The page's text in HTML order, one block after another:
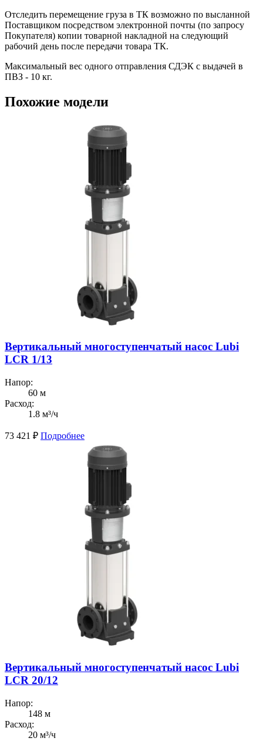
Отследить перемещение груза в ТК возможно по высланной
Поставщиком посредством электронной почты (по запросу
Покупателя) копии товарной накладной на следующий
рабочий день после передачи товара ТК.
Максимальный вес одного отправления СДЭК с выдачей в
ПВЗ - 10 кг.
Похожие модели
Вертикальный многоступенчатый насос Lubi
LCR 1/13
Напор:
60 м
Расход:
1.8 м³/ч
73 421 ₽ Подробнее
Вертикальный многоступенчатый насос Lubi
LCR 20/12
Напор:
148 м
Расход:
20 м³/ч